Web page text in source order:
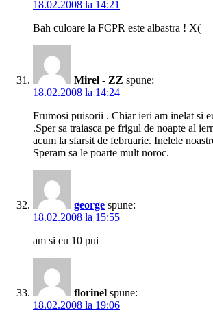
18.02.2008 la 14:21
Bah culoare la FCPR este albastra ! X(
Mirel - ZZ spune:
18.02.2008 la 14:24
Frumosi puisorii . Chiar ieri am inelat si
.Sper sa traiasca pe frigul de noapte al
acum la sfarsit de februarie. Inelele
Speram sa le poarte mult noroc.
george spune:
18.02.2008 la 15:55
am si eu 10 pui
florinel spune:
18.02.2008 la 19:06